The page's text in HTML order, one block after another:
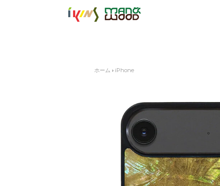
ホーム › iPhone